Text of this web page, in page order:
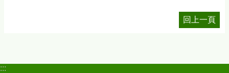
回上一頁
:::